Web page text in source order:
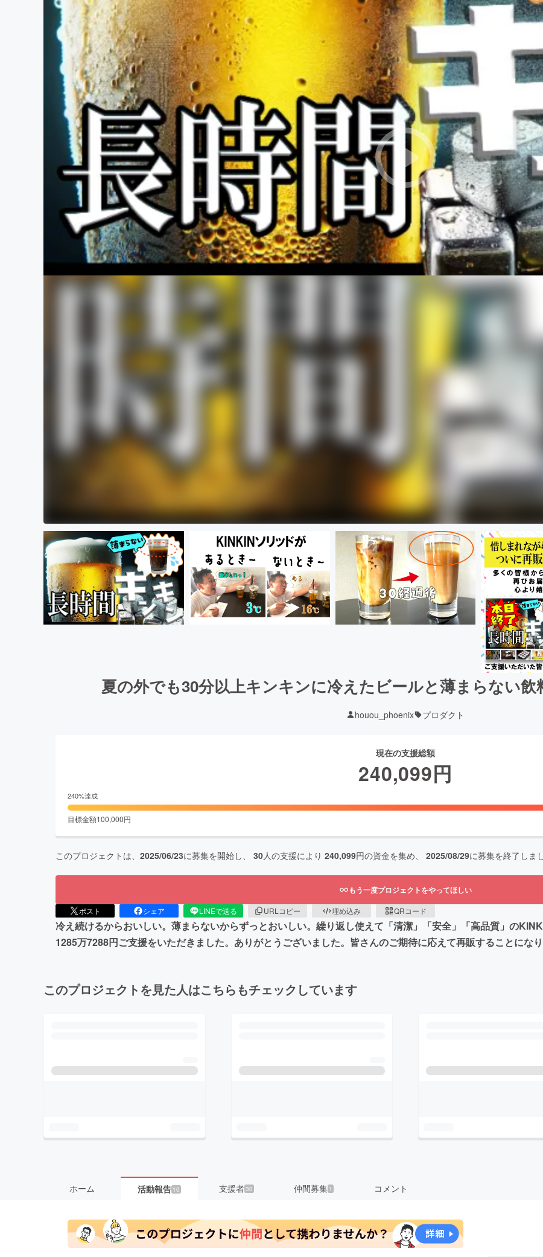
夏の外でも30分以上キンキンに冷えたビールと薄まらない飲
houou_phoenix プロダクト
現在の支援総額
240,099円
240%達成
目標金額100,000円
このプロジェクトは、 2025/06/23に募集を開始し、 30人の支援により 240,099円の資金を集め、 2025/08/29に募集を終了しま
もう一度プロジェクトをやってほしい
ポスト シェア LINEで送る URLコピー 埋め込み QRコード
冷え続けるからおいしい。薄まらないからずっとおいしい。繰り返し使えて「清潔」「安全」「高品質」の
1285万7288円ご支援をいただきました。ありがとうございました。皆さんのご期待に応えて再販することになり
このプロジェクトを見た人はこちらもチェックしています
ホーム 活動報告 10 支援者30 仲間募集 1 コメント